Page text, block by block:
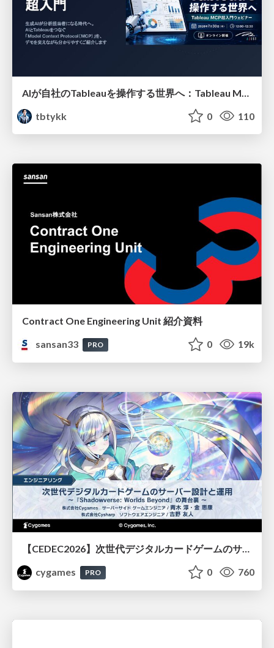
tbtykk
0 110
Contract One Engineering Unit 紹介資料
sansan33
PRO 0 19k
【CEDEC2026】次世代デジタルカードゲームのサーバー設計と運用 〜『Shadowverse: Worlds Beyond』の舞台裏～
cygames
PRO 0 760